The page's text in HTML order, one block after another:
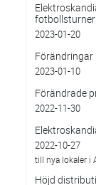
2023-01-20
Förändringar
2023-01-10
Förändrade
2022-11-30
2022-10-27
till nya lokaler i
Höjd